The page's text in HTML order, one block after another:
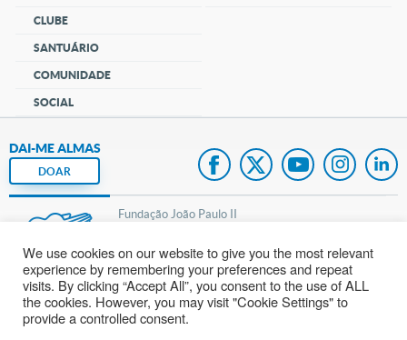
CLUBE
SANTUÁRIO
COMUNIDADE
SOCIAL
DAI-ME ALMAS
DOAR
Fundação João Paulo II
Pedido de Oração
Mapa do site
Internacional
We use cookies on our website to give you the most relevant
experience by remembering your preferences and repeat
visits. By clicking “Accept All”, you consent to the use of ALL
the cookies. However, you may visit "Cookie Settings" to
provide a controlled consent.